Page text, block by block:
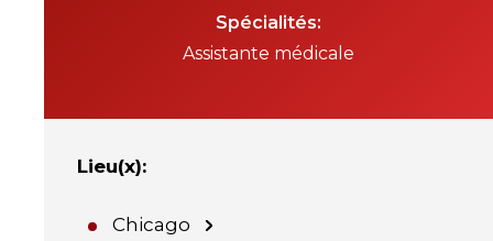
Spécialités
Assistante médicale
Lieu(x):
Chicago